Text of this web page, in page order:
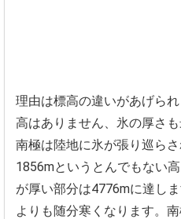
理由は標高の違いがあげられ
高はありません、 氷の厚さも
南極は陸地に氷が張り巡ら
1856mと いうとんでもない
が厚い部分は4776mに達しま
よりも随分寒くなります。